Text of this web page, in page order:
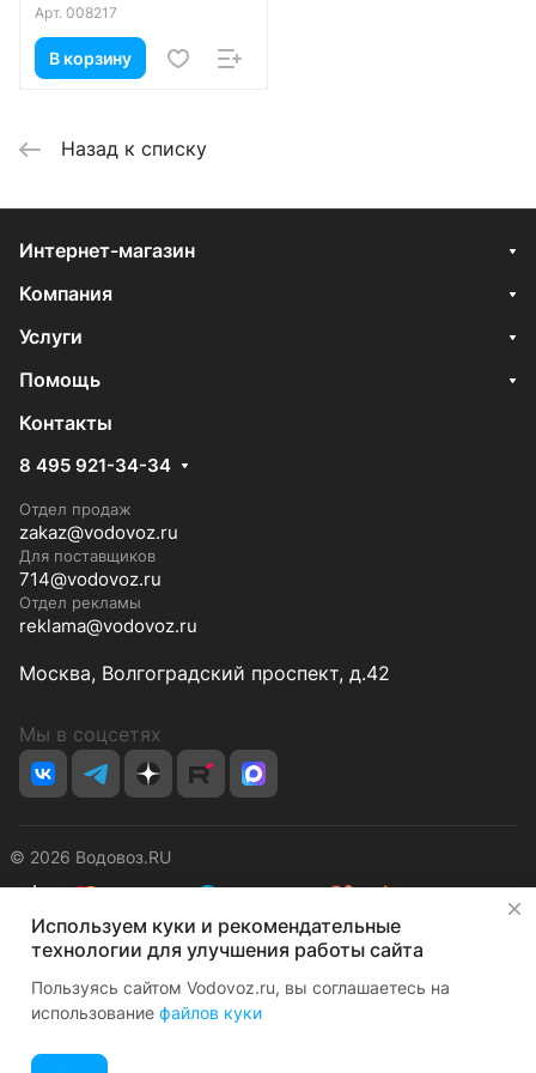
Вода «Кармадон» обладает великолепным
вкусом и способствует поддержанию
здорового образа жизни. «Кармадон»
общественных мероприятий.
Арт. 008217
В корзину
Назад к списку
Интернет-магазин
Компания
Услуги
Помощь
Контакты
8 495 921-34-34
Отдел продаж
zakaz@vodovoz.ru
Для поставщиков
714@vodovoz.ru
Отдел рекламы
reklama@vodovoz.ru
Москва, Волгоградский проспект, д.42
Мы в соцсетях
© 2026 Водовоз.RU
КонфиденциальностьОферта
Используем куки и рекомендательные
технологии для улучшения работы сайта
Пользуясь сайтом Vodovoz.ru, вы соглашаетесь на
использование файлов куки